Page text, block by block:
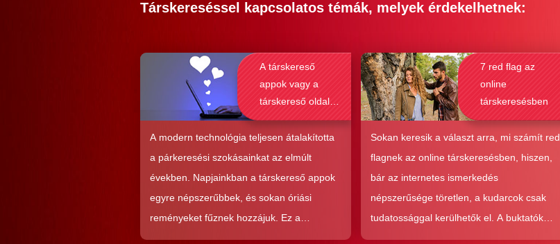
Társkereséssel kapcsolatos témák, melyek érdekelhetnek:
A társkereső
appok vagy a
társkereső oldalak
alkalmasabbak a
komoly kapcsolat
kialakításához?
A modern technológia teljesen átalakította
a párkeresési szokásainkat az elmúlt
években. Napjainkban a társkereső appok
egyre népszerűbbek, és sokan óriási
reményeket fűznek hozzájuk. Ez a
közkedveltség egyáltalán nem véletlen,
7 red flag az
online
társkeresésben
Sokan keresik a választ arra, mi számít red
flagnek az online társkeresésben, hiszen,
bár az internetes ismerkedés
népszerűsége töretlen, a kudarcok csak
tudatossággal kerülhetők el. A buktatók
ellenére ez a társkeresési forma joggal